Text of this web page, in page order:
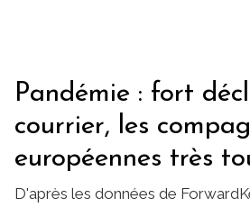
Pandémie : fort
courrier, les
européennes très
D'après les données de